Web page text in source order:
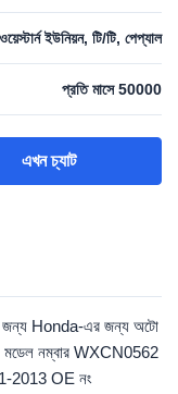
ওয়েস্টার্ন ইউনিয়ন, টি/টি, পেপ্যাল
প্রতি মাসে 50000
এখন চ্যাট
Honda-এর জন্য অটো
মডেল নম্বার WXCN0562
2013 OE নং